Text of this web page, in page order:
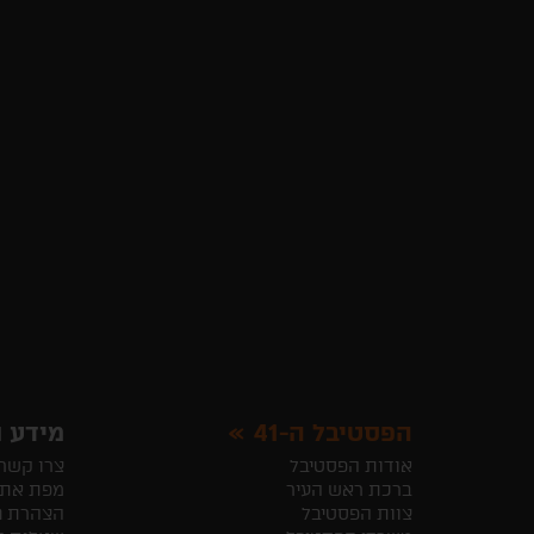
הפסטיבל ה-41
אודות הפסטיבל
ברכת ראש העיר
צוות הפסטיבל
מידע
צרו קשר
מפת
הצהרת